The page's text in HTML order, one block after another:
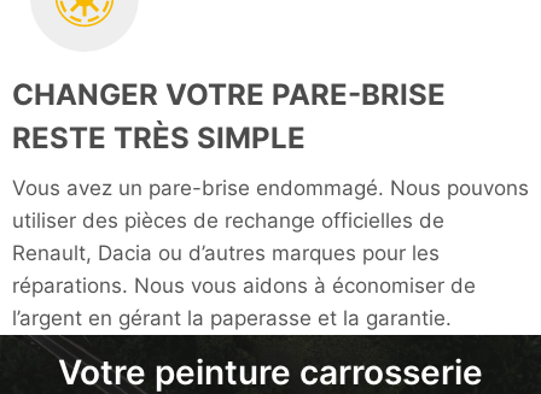
CHANGER VOTRE PARE-BRISE
RESTE TRÈS SIMPLE
Vous avez un pare-brise endommagé. Nous pouvons
utiliser des pièces de rechange officielles de
Renault, Dacia ou d’autres marques pour les
réparations. Nous vous aidons à économiser de
l’argent en gérant la paperasse et la garantie.
Votre peinture carrosserie